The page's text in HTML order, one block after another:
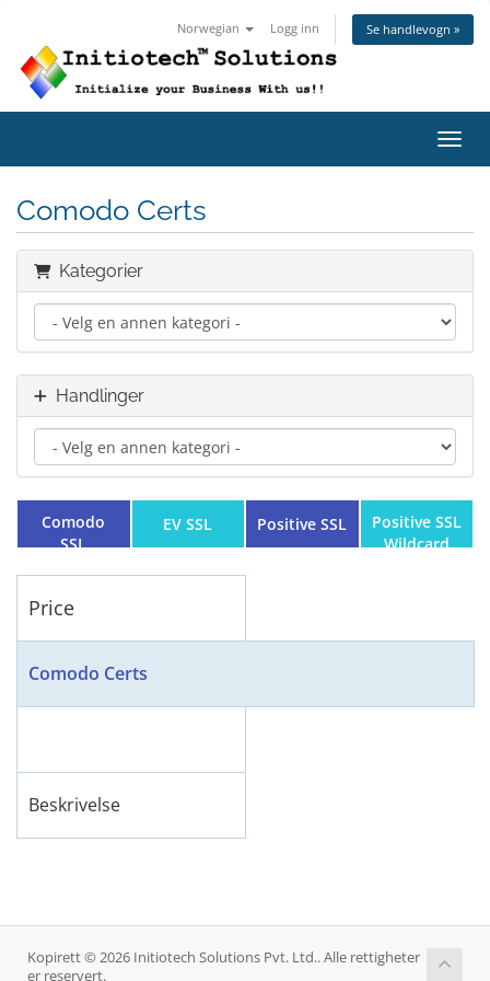
Norwegian Logg inn Se handlevogn »
Bytt
Comodo Certs
Kategorier
Handlinger
Comodo
SSL
EV SSL Positive SSL
Positive SSL
Wildcard
Price
Comodo Certs
Beskrivelse
Kopirett © 2026 Initiotech Solutions Pvt. Ltd.. Alle rettigheter
er reservert.